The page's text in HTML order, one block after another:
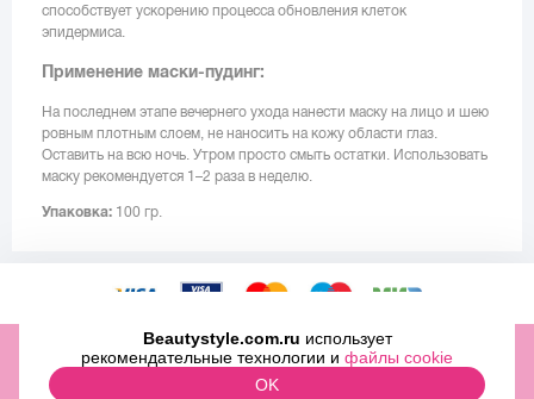
способствует ускорению процесса обновления клеток
эпидермиса.
Применение маски-пудинг:
На последнем этапе вечернего ухода нанести маску на лицо и шею
ровным плотным слоем, не наносить на кожу области глаз.
Оставить на всю ночь. Утром просто смыть остатки. Использовать
маску рекомендуется 1–2 раза в неделю.
Упаковка: 100 гр.
ООО «МИТРИДАТ» ОГРН 1097746500829 ИНН 7727696979
2009-2026 © Beauty Style Inc.,
Beautystyle.com.ru использует
рекомендательные технологии и файлы cookie
OK